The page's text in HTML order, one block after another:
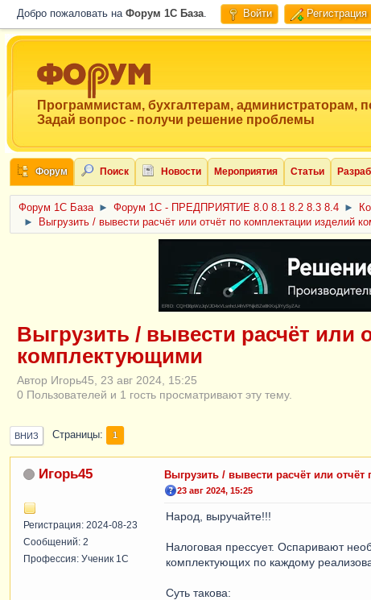
Добро пожаловать на Форум 1C База. Войти Регистрация
Программистам, бухгалтерам, администраторам,
Задай вопрос - получи решение проблемы
Форум Поиск Новости Мероприятия Статьи
Форум 1C База ► Форум 1С - ПРЕДПРИЯТИЕ 8.0 8.1 8.2 8.3 8.4 ►
►
Выгрузить / вывести расчёт или отчёт по комплектации изделий
ERID: CQH36pWzJqVJD4xVLsnhcU4hVPNjkBZe8KKxjJiYySyZAz
Выгрузить / вывести расчёт или
комплектующими
Автор Игорь45, 23 авг 2024, 15:25
0 Пользователей и 1 гость просматривают эту тему.
ВНИЗ Страницы 1
Игорь45
Регистрация: 2024-08-23
Сообщений: 2
Профессия: Ученик 1С
Выгрузить / вывести расчёт или
23 авг 2024, 15:25
Народ, выручайте!!!
Налоговая прессует. Оспаривают
комплектующих по каждому
Суть такова: